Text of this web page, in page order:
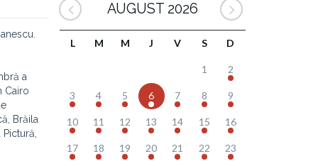
a
Cairo
Brăila
AUGUST 2026
L M M J V S D
1 2
3 4 5 6 7 8 9
10 11 12 13 14 15 16
17 18 19 20 21 22 23